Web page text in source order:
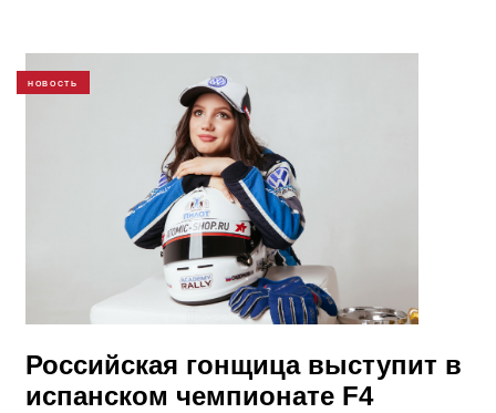
НОВОСТЬ
Российская гонщица выступит в
испанском чемпионате F4